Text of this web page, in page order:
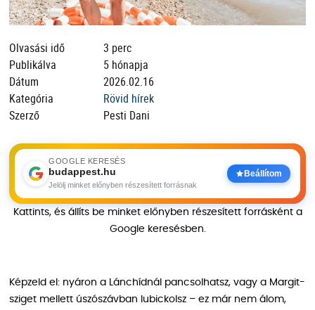
Olvasási idő
3 perc
Publikálva
5 hónapja
Dátum
2026.02.16
Kategória
Rövid hírek
Szerző
Pesti Dani
GOOGLE KERESÉS
budappest.hu
Jelölj minket előnyben részesített forrásnak
Beállítom
Kattints, és állíts be minket előnyben részesített forrásként a
Google keresésben.
Képzeld el: nyáron a Lánchídnál pancsolhatsz, vagy a Margit-
sziget mellett úszószávban lubickolsz – ez már nem álom,